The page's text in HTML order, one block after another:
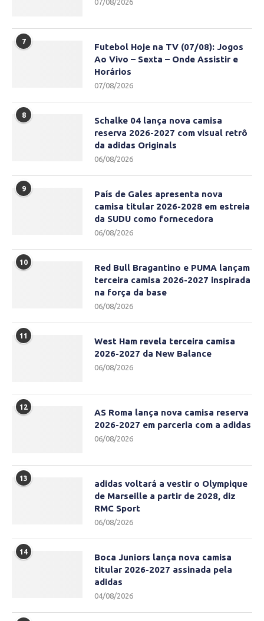
07/08/2026
7
Futebol Hoje na TV (07/08): Jogos
Ao Vivo – Sexta – Onde Assistir e
Horários
07/08/2026
8
Schalke 04 lança nova camisa
reserva 2026-2027 com visual retrô
da adidas Originals
06/08/2026
9
País de Gales apresenta nova
camisa titular 2026-2028 em estreia
da SUDU como fornecedora
06/08/2026
10
Red Bull Bragantino e PUMA lançam
terceira camisa 2026-2027 inspirada
na força da base
06/08/2026
11
West Ham revela terceira camisa
2026-2027 da New Balance
06/08/2026
12
AS Roma lança nova camisa reserva
2026-2027 em parceria com a adidas
06/08/2026
13
adidas voltará a vestir o Olympique
de Marseille a partir de 2028, diz
RMC Sport
06/08/2026
14
Boca Juniors lança nova camisa
titular 2026-2027 assinada pela
adidas
04/08/2026